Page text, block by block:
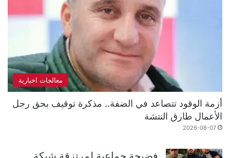
معالجات اخبارية
أزمة الوقود تتصاعد في الضفة.. مذكرة توقيف بحق رجل
الأعمال طارق النتشة
2026-08-07